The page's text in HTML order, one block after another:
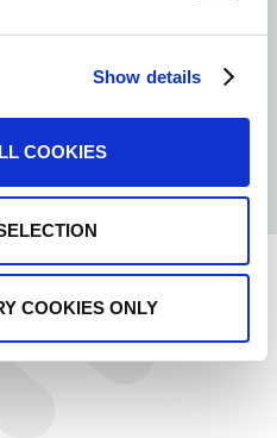
Show details
COOKIES
COOKIES ONLY